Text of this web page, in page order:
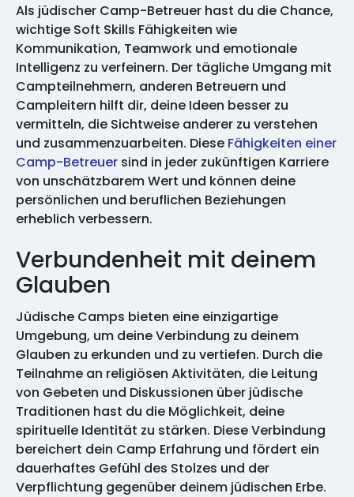
Als jüdischer Camp-Betreuer hast du die Chance,
wichtige Soft Skills Fähigkeiten wie
Kommunikation, Teamwork und emotionale
Intelligenz zu verfeinern. Der tägliche Umgang mit
Campteilnehmern, anderen Betreuern und
Campleitern hilft dir, deine Ideen besser zu
vermitteln, die Sichtweise anderer zu verstehen
und zusammenzuarbeiten. Diese Fähigkeiten einer
Camp-Betreuer sind in jeder zukünftigen Karriere
von unschätzbarem Wert und können deine
persönlichen und beruflichen Beziehungen
erheblich verbessern.
Verbundenheit mit deinem
Glauben
Jüdische Camps bieten eine einzigartige
Umgebung, um deine Verbindung zu deinem
Glauben zu erkunden und zu vertiefen. Durch die
Teilnahme an religiösen Aktivitäten, die Leitung
von Gebeten und Diskussionen über jüdische
Traditionen hast du die Möglichkeit, deine
spirituelle Identität zu stärken. Diese Verbindung
bereichert dein Camp Erfahrung und fördert ein
dauerhaftes Gefühl des Stolzes und der
Verpflichtung gegenüber deinem jüdischen Erbe.